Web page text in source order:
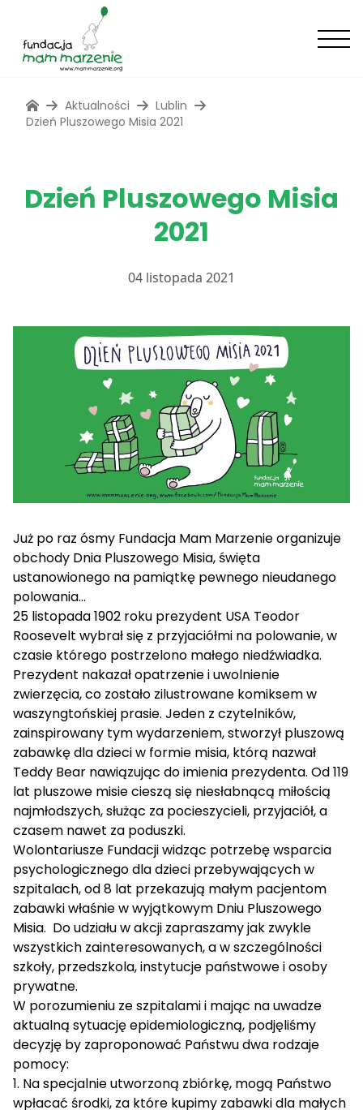
Aktualności
Lublin
Dzień Pluszowego Misia 2021
Dzień Pluszowego Misia
2021
04 listopada 2021
Już po raz ósmy Fundacja Mam Marzenie organizuje
obchody Dnia Pluszowego Misia, święta
ustanowionego na pamiątkę pewnego nieudanego
polowania…
25 listopada 1902 roku prezydent USA Teodor
Roosevelt wybrał się z przyjaciółmi na polowanie, w
czasie którego postrzelono małego niedźwiadka.
Prezydent nakazał opatrzenie i uwolnienie
zwierzęcia, co zostało zilustrowane komiksem w
waszyngtońskiej prasie. Jeden z czytelników,
zainspirowany tym wydarzeniem, stworzył pluszową
zabawkę dla dzieci w formie misia, którą nazwał
Teddy Bear nawiązując do imienia prezydenta. Od 119
lat pluszowe misie cieszą się niesłabnącą miłością
najmłodszych, służąc za pocieszycieli, przyjaciół, a
czasem nawet za poduszki.
Wolontariusze Fundacji widząc potrzebę wsparcia
psychologicznego dla dzieci przebywających w
szpitalach, od 8 lat przekazują małym pacjentom
zabawki właśnie w wyjątkowym Dniu Pluszowego
Misia. Do udziału w akcji zapraszamy jak zwykle
wszystkich zainteresowanych, a w szczególności
szkoły, przedszkola, instytucje państwowe i osoby
prywatne.
W porozumieniu ze szpitalami i mając na uwadze
aktualną sytuację epidemiologiczną, podjęliśmy
decyzję by zaproponować Państwu dwa rodzaje
pomocy:
1. Na specjalnie utworzoną zbiórkę, mogą Państwo
wpłacać środki, za które kupimy zabawki dla małych